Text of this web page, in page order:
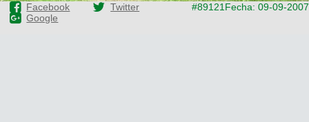
Facebook
Twitter
Google
#89121 Fecha: 09-09-2007